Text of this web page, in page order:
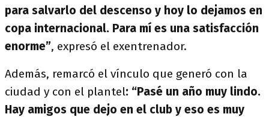
para salvarlo del descenso y hoy lo dejamos en
copa internacional. Para mí es una satisfacción
enorme”, expresó el exentrenador.
Además, remarcó el vínculo que generó con la
ciudad y con el plantel: “Pasé un año muy lindo.
Hay amigos que dejo en el club y eso es muy